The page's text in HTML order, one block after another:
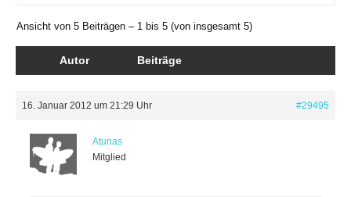
Ansicht von 5 Beiträgen – 1 bis 5 (von insgesamt 5)
Autor Beiträge
16. Januar 2012 um 21:29 Uhr #29495
Atunas
Mitglied